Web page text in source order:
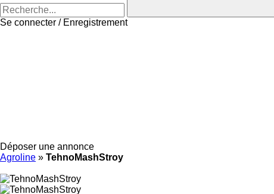
Se connecter / Enregistrement
Déposer une annonce
Agroline » TehnoMashStroy